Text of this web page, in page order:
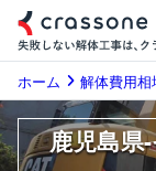
ホーム 解体費用相
鹿児島県